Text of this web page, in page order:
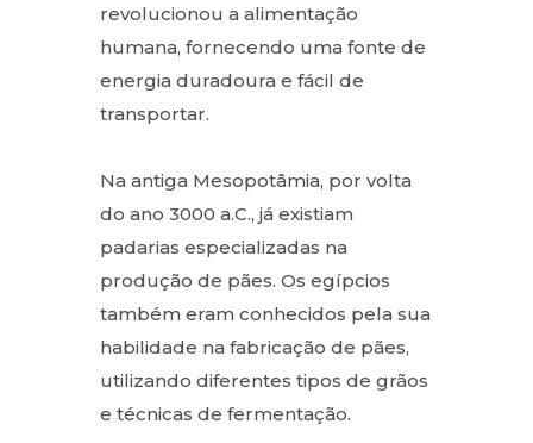
revolucionou a alimentação
humana, fornecendo uma fonte de
energia duradoura e fácil de
transportar.
Na antiga Mesopotâmia, por volta
do ano 3000 a.C., já existiam
padarias especializadas na
produção de pães. Os egípcios
também eram conhecidos pela sua
habilidade na fabricação de pães,
utilizando diferentes tipos de grãos
e técnicas de fermentação.